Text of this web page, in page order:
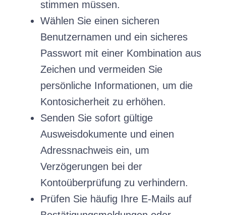
stimmen müssen.
Wählen Sie einen sicheren
Benutzernamen und ein sicheres
Passwort mit einer Kombination aus
Zeichen und vermeiden Sie
persönliche Informationen, um die
Kontosicherheit zu erhöhen.
Senden Sie sofort gültige
Ausweisdokumente und einen
Adressnachweis ein, um
Verzögerungen bei der
Kontoüberprüfung zu verhindern.
Prüfen Sie häufig Ihre E-Mails auf